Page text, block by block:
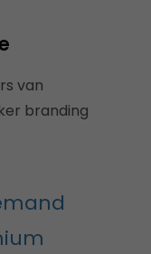
van
branding